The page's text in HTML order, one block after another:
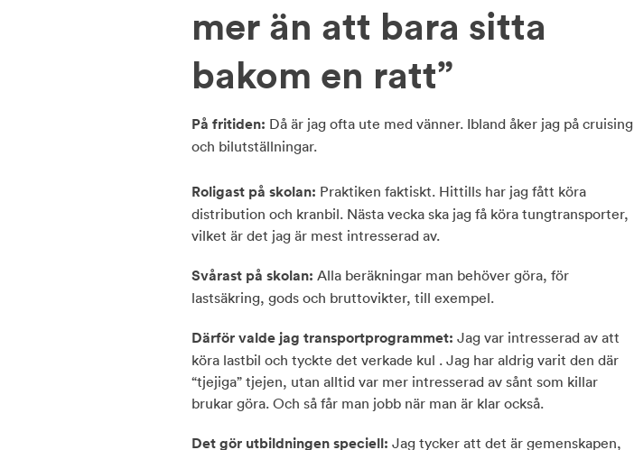
mer än att bara sitta
bakom en ratt”
På fritiden: Då är jag ofta ute med vänner. Ibland åker jag på cruising
och bilutställningar.
Roligast på skolan: Praktiken faktiskt. Hittills har jag fått köra
distribution och kranbil. Nästa vecka ska jag få köra tungtransporter,
vilket är det jag är mest intresserad av.
Svårast på skolan: Alla beräkningar man behöver göra, för
lastsäkring, gods och bruttovikter, till exempel.
Därför valde jag transportprogrammet: Jag var intresserad av att
köra lastbil och tyckte det verkade kul . Jag har aldrig varit den där
“tjejiga” tjejen, utan alltid var mer intresserad av sånt som killar
brukar göra. Och så får man jobb när man är klar också.
Det gör utbildningen speciell: Jag tycker att det är gemenskapen,